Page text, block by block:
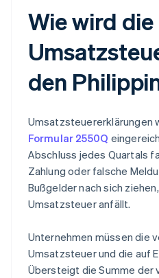
Wie wird die
den
Umsatzsteuererklärungen
Formular 2550Q
Abschluss jedes Quartals
Zahlung oder falsche
Bußgelder nach sich
Umsatzsteuer anfällt.
Unternehmen müssen die
Umsatzsteuer und die auf
Übersteigt die Summe der